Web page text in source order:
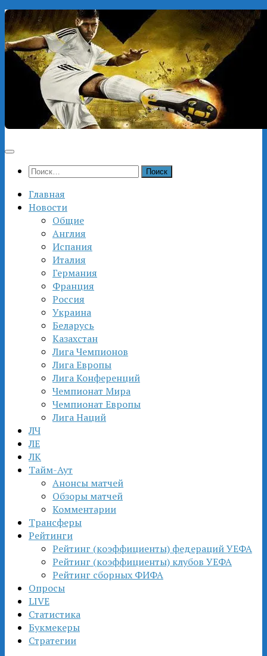
Перейти
к
содержимому
Найти:
Главная
Новости
Общие
Англия
Испания
Италия
Германия
Франция
Россия
Украина
Беларусь
Казахстан
Лига Чемпионов
Лига Европы
Лига Конференций
Чемпионат Мира
Чемпионат Европы
Лига Наций
ЛЧ
ЛЕ
ЛК
Тайм-Аут
Анонсы матчей
Обзоры матчей
Комментарии
Трансферы
Рейтинги
Рейтинг (коэффициенты) федераций УЕФА
Рейтинг (коэффициенты) клубов УЕФА
Рейтинг сборных ФИФА
Опросы
LIVE
Статистика
Букмекеры
Стратегии